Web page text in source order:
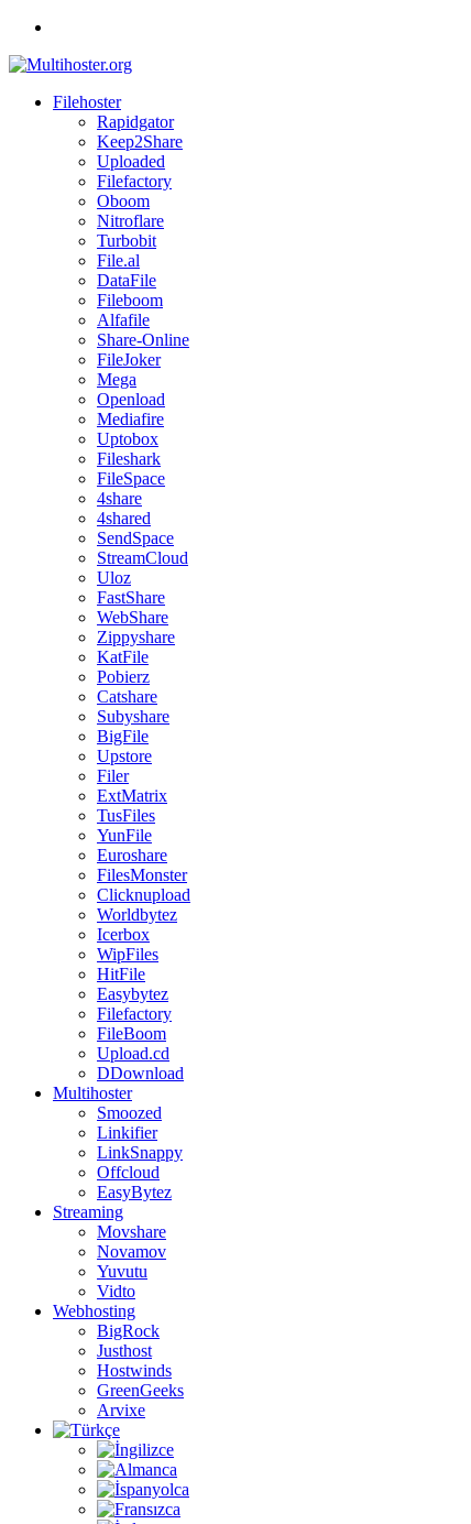
Skip
content
Multihoster.org
Filehosting
Filehoster
Rapidgator
Keep2Share
Uploaded
Filefactory
Oboom
Nitroflare
Turbobit
File.al
DataFile
Fileboom
Alfafile
Share-Online
FileJoker
Mega
Openload
Mediafire
Uptobox
Fileshark
FileSpace
4share
4shared
SendSpace
StreamCloud
Uloz
FastShare
WebShare
Zippyshare
KatFile
Pobierz
Catshare
Subyshare
BigFile
Upstore
Filer
ExtMatrix
TusFiles
YunFile
Euroshare
FilesMonster
Clicknupload
Worldbytez
Icerbox
WipFiles
HitFile
Easybytez
Filefactory
FileBoom
Upload.cd
DDownload
Multihoster
Smoozed
Linkifier
LinkSnappy
Offcloud
EasyBytez
Streaming
Movshare
Novamov
Yuvutu
Vidto
Webhosting
BigRock
Justhost
Hostwinds
GreenGeeks
Arvixe